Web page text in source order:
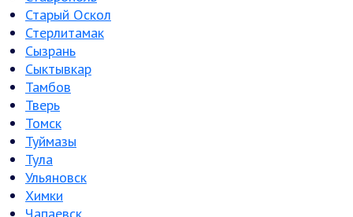
Старый Оскол
Стерлитамак
Сызрань
Сыктывкар
Тамбов
Тверь
Томск
Туймазы
Тула
Ульяновск
Химки